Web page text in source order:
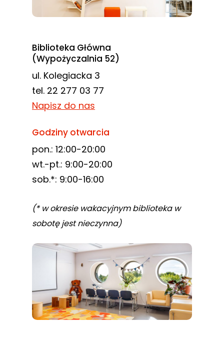
Biblioteka Główna
(Wypożyczalnia 52)
ul. Kolegiacka 3
tel. 22 277 03 77
Napisz do nas
Godziny otwarcia
pon.: 12:00-20:00
wt.-pt.: 9:00-20:00
sob.*: 9:00-16:00
(* w okresie wakacyjnym biblioteka w
sobotę jest nieczynna)